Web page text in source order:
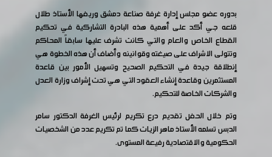
بدوره عضو مجلس إدارة غرفة صناعة دمشق وريفها الأستاذ طلال
قلعه جي أكد على أهمية هذه البادرة التشاركية في تحكيم
القطاع الخاص والعام والتي كانت تشرف عليها سابقاً المحاكم
وتتولى الاشراف على صيغته وقوانينه وأضاف أن هذه الخطوة هي
إنطلاقة جيدة في التحكيم الصحيح وتسهيل الأمور بين قاعدة
المستثمرين وقاعدة إنشاء العقود التي هي تحت إشراف وزارة العدل
والشركات الخاصة للتحكيم.
وتم خلال الحفل تقديم درع تكريم لرئيس الغرفة الدكتور سامر
الدبس تسلمه الأستاذ ماهر الزيات كما تم تكريم عدد من الشخصيات
الحكومية والاقتصادية رفيعة المستوى.